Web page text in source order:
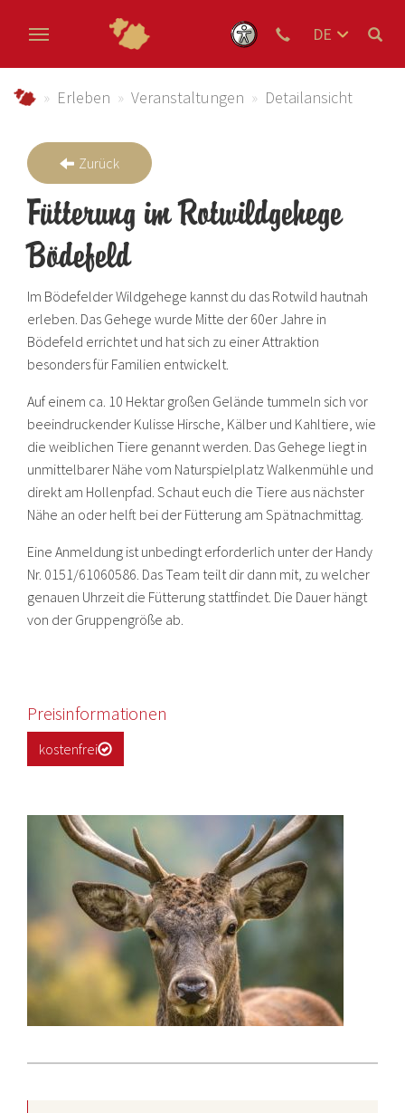
DE
schmallenberger-sauerland.de
Erleben Veranstaltungen Detailansicht
Zurück
Fütterung im Rotwildgehege
Bödefeld
Im Bödefelder Wildgehege kannst du das Rotwild hautnah
erleben. Das Gehege wurde Mitte der 60er Jahre in
Bödefeld errichtet und hat sich zu einer Attraktion
besonders für Familien entwickelt.
Auf einem ca. 10 Hektar großen Gelände tummeln sich vor
beeindruckender Kulisse Hirsche, Kälber und Kahltiere, wie
die weiblichen Tiere genannt werden. Das Gehege liegt in
unmittelbarer Nähe vom Naturspielplatz Walkenmühle und
direkt am Hollenpfad. Schaut euch die Tiere aus nächster
Nähe an oder helft bei der Fütterung am Spätnachmittag.
Eine Anmeldung ist unbedingt erforderlich unter der Handy
Nr. 0151/61060586. Das Team teilt dir dann mit, zu welcher
genauen Uhrzeit die Fütterung stattfindet. Die Dauer hängt
von der Gruppengröße ab.
Preisinformationen
kostenfrei